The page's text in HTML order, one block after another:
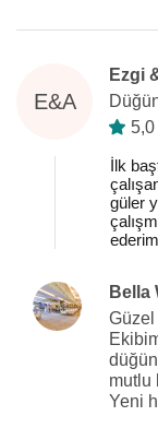
E&A
Ezgi
5,0
İlk
güler
Bella
Güzel
mutlu
Yeni